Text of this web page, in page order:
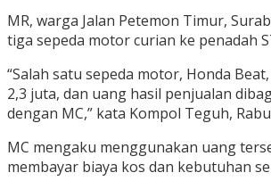
MR, warga Jalan Petemon Timur,
tiga sepeda motor curian ke penadah
“Salah satu sepeda motor, Honda
2,3 juta, dan uang hasil penjualan
dengan MC,” kata Kompol Teguh,
MC mengaku menggunakan uang
membayar biaya kos dan kebutuhan